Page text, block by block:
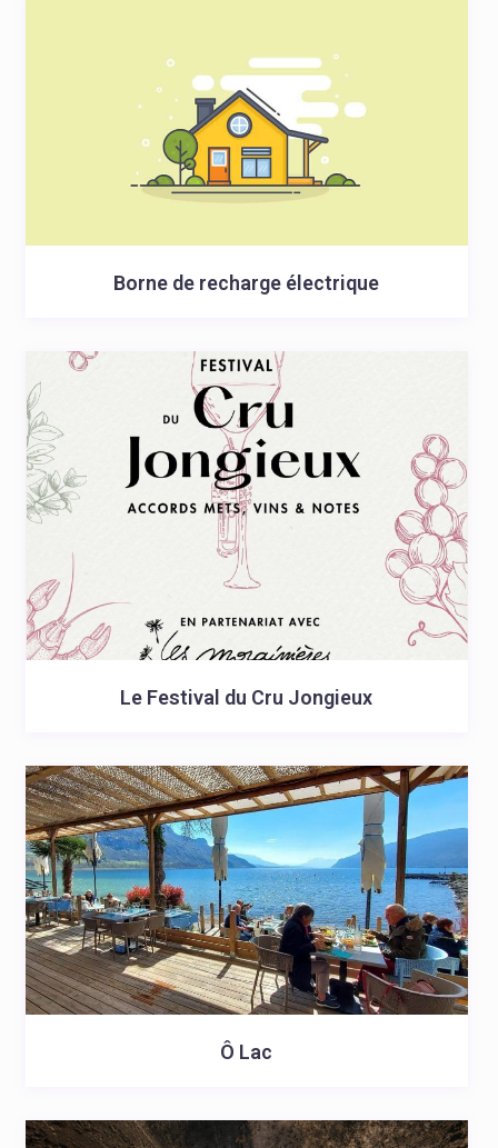
Borne de recharge électrique
Le Festival du Cru Jongieux
Ô Lac